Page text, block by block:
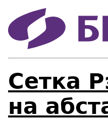
Сетка
на